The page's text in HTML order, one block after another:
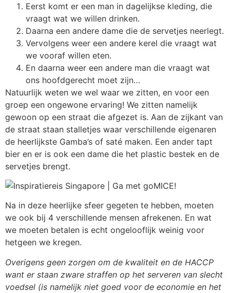
Eerst komt er een man in dagelijkse kleding, die
vraagt wat we willen drinken.
Daarna een andere dame die de servetjes neerlegt.
Vervolgens weer een andere kerel die vraagt wat
we vooraf willen eten.
En daarna weer een andere man die vraagt wat
ons hoofdgerecht moet zijn…
Natuurlijk weten we wel waar we zitten, en voor een
groep een ongewone ervaring! We zitten namelijk
gewoon op een straat die afgezet is. Aan de zijkant van
de straat staan stalletjes waar verschillende eigenaren
de heerlijkste Gamba’s of saté maken. Een ander tapt
bier en er is ook een dame die het plastic bestek en de
servetjes brengt.
Na in deze heerlijke sfeer gegeten te hebben, moeten
we ook bij 4 verschillende mensen afrekenen. En wat
we moeten betalen is echt ongelooflijk weinig voor
hetgeen we kregen.
Overigens geen zorgen om de kwaliteit en de HACCP
want er staan zware straffen op het serveren van slecht
voedsel (is namelijk niet goed voor de economie en het